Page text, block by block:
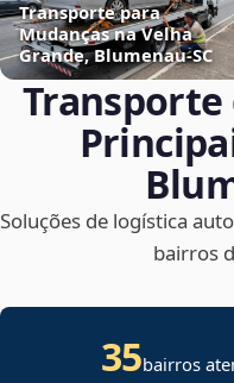
Transporte para
Mudanças na Velha
Grande, Blumenau‑SC
Transporte
Soluções de logística
bairros
35bairros